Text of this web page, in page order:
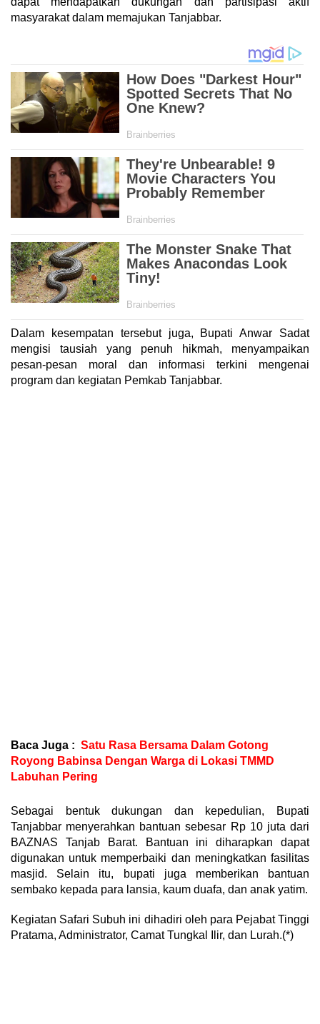
masyarakat dalam memajukan Tanjabbar.
Dalam kesempatan tersebut juga, Bupati Anwar Sadat
mengisi tausiah yang penuh hikmah, menyampaikan
pesan-pesan moral dan informasi terkini mengenai
program dan kegiatan Pemkab Tanjabbar.
Baca Juga : Satu Rasa Bersama Dalam Gotong
Royong Babinsa Dengan Warga di Lokasi TMMD
Labuhan Pering
Sebagai bentuk dukungan dan kepedulian, Bupati
Tanjabbar menyerahkan bantuan sebesar Rp 10 juta dari
BAZNAS Tanjab Barat. Bantuan ini diharapkan dapat
digunakan untuk memperbaiki dan meningkatkan fasilitas
masjid. Selain itu, bupati juga memberikan bantuan
sembako kepada para lansia, kaum duafa, dan anak yatim.
Kegiatan Safari Subuh ini dihadiri oleh para Pejabat Tinggi
Pratama, Administrator, Camat Tungkal Ilir, dan Lurah.(*)